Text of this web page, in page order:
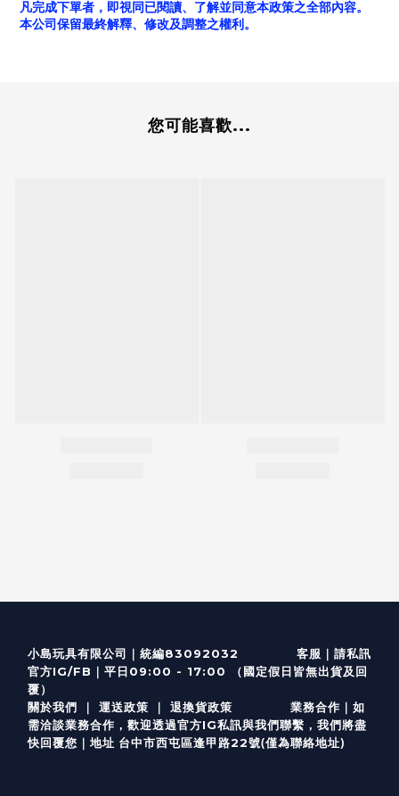
凡完成下單者，即視同已閱讀、了解並同意本政策之全部內容。
本公司保留最終解釋、修改及調整之權利。
您可能喜歡...
小島玩具有限公司｜統編83092032 客服 ｜ 請私訊
官方IG/FB ｜ 平日09:00 - 17:00 （國定假日皆無出貨及回
覆）
關於我們 ｜ 運送政策 ｜ 退換貨政策 業務合作｜如
需洽談業務合作，歡迎透過官方IG私訊與我們聯繫，我們將盡
快回覆您｜ 地址 台中市西屯區逢甲路22號(僅為聯絡地址)